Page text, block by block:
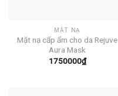
MẶT NẠ
Mặt nạ cấp ẩm cho da Rejuve
Aura Mask
1750000₫